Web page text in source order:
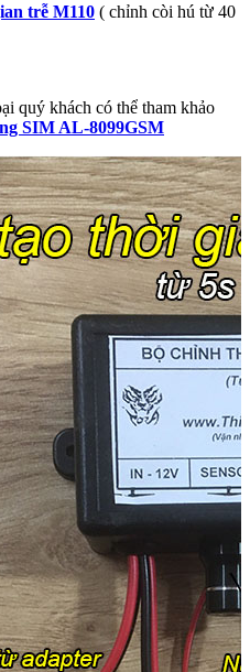
trễ M110 ( chỉnh còi hú từ 40
quý khách có thể tham khảo
SIM AL-8099GSM